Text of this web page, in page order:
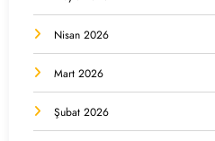
Nisan 2026
Mart 2026
Şubat 2026